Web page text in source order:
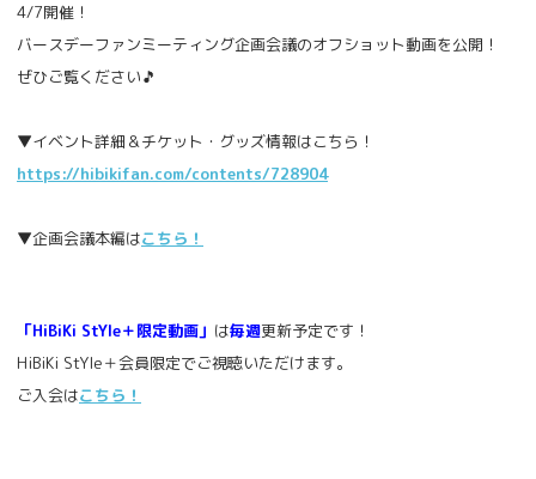
4/7開催！
バースデーファンミーティング企画会議のオフショット動画を公開！
ぜひご覧ください🎵
▼イベント詳細＆チケット・グッズ情報はこちら！
https://hibikifan.com/contents/728904
▼企画会議本編はこちら！
「HiBiKi StYle＋限定動画」 は毎週更新予定です！
HiBiKi StYle＋会員限定でご視聴いただけます。
ご入会はこちら！